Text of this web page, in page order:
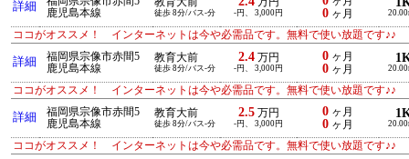
詳細
鹿児島本線
徒歩 8分/バス-分 -円、 3,000円 0 ヶ月
ココがオススメ！ インターネットは今や必需品です。無料で使い放題です♪♪
詳細
福岡県宗像市赤間5
鹿児島本線
教育大前
徒歩 8分/バス-分
2.4万円
-円、 3,000円
0 ヶ月
0 ヶ月
ココがオススメ！ インターネットは今や必需品です。無料で使い放題です♪♪
詳細
福岡県宗像市赤間5
鹿児島本線
教育大前
徒歩 8分/バス-分
2.5万円
-円、 3,000円
0 ヶ月
0 ヶ月
ココがオススメ！ インターネットは今や必需品です。無料で使い放題です♪♪